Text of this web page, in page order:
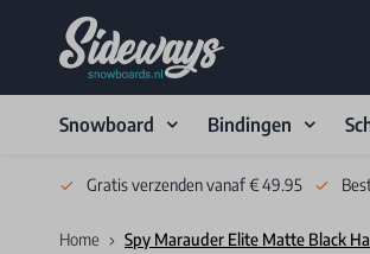
Snowboard Bindingen
Gratis verzenden vanaf € 49.95
Home Spy Marauder Elite Matte Black